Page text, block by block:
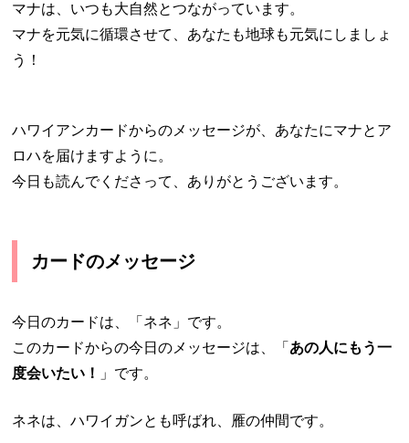
マナは、いつも大自然とつながっています。
マナを元気に循環させて、あなたも地球も元気にしましょ
う！
ハワイアンカードからのメッセージが、あなたにマナとア
ロハを届けますように。
今日も読んでくださって、ありがとうございます。
カードのメッセージ
今日のカードは、「ネネ」です。
このカードからの今日のメッセージは、「 あの人にもう一
度会いたい！
」です。
ネネは、ハワイガンとも呼ばれ、雁の仲間です。